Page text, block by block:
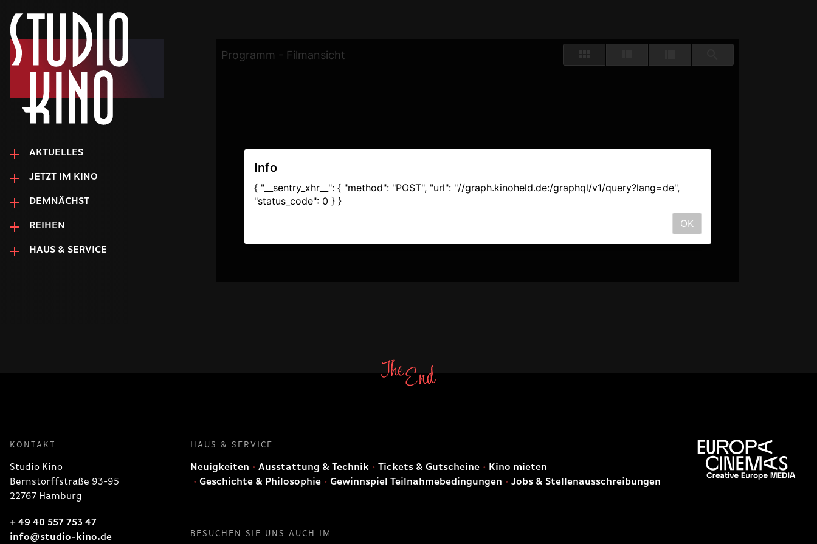
AKTUELLES
JETZT IM KINO
DEMNÄCHST
REIHEN
HAUS & SERVICE
KONTAKT
Studio Kino
Bernstorffstraße 93-95
22767 Hamburg
+ 49 40 557 753 47
info@studio-kino.de
HAUS & SERVICE
Neuigkeiten Ausstattung & Technik Tickets & Gutscheine
Kino mieten
Geschichte & Philosophie
Gewinnspiel Teilnahmebedingungen Jobs & Stellenausschreibungen
BESUCHEN SIE UNS AUCH IM